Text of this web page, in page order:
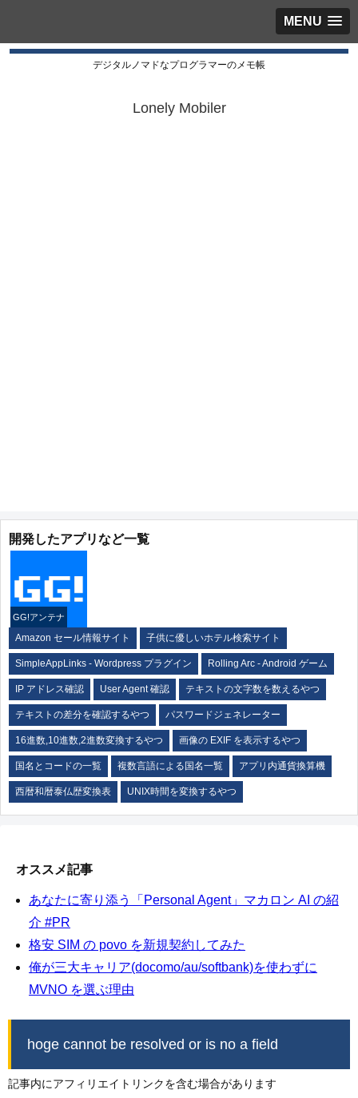
MENU
デジタルノマドなプログラマーのメモ帳
Lonely Mobiler
開発したアプリなど一覧
GG!アンテナ
Amazon セール情報サイト 子供に優しいホテル検索サイト
SimpleAppLinks - Wordpress プラグイン Rolling Arc - Android ゲーム
IP アドレス確認 User Agent 確認 テキストの文字数を数えるやつ
テキストの差分を確認するやつ パスワードジェネレーター
16進数,10進数,2進数変換するやつ 画像の EXIF を表示するやつ
国名とコードの一覧 複数言語による国名一覧 アプリ内通貨換算機
西暦和暦泰仏歴変換表 UNIX時間を変換するやつ
オススメ記事
あなたに寄り添う「Personal Agent」マカロン AI の紹
介 #PR
格安 SIM の povo を新規契約してみた
俺が三大キャリア(docomo/au/softbank)を使わずに
MVNO を選ぶ理由
hoge cannot be resolved or is no a field
記事内にアフィリエイトリンクを含む場合があります